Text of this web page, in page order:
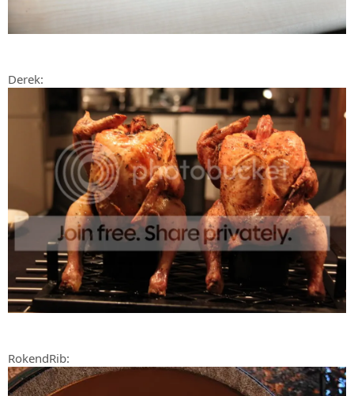
Derek:
RokendRib: